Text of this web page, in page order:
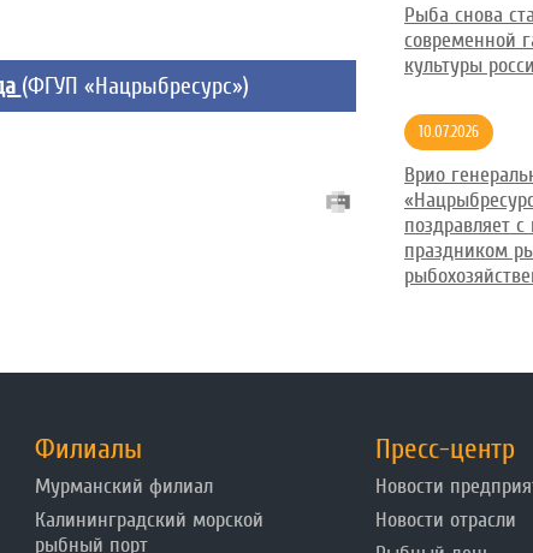
(ФГУП «Нацрыбресурс»)
Рыба снова
современной
культуры
10.07.2026
Врио
поздравляет
праздником
Филиалы
Мурманский филиал
Калининградский морской
рыбный порт
Пресс-центр
Новости
Новости отрасли